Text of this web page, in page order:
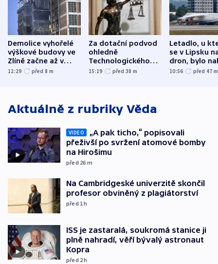
Demolice vyhořelé
výškové budovy ve
Zlíně začne až v
následujících dnech
12:29 před 8 m
Za dotační podvod
ohledně
Technologického
parku poslal soud
15:19 před 38 m
Letadlo, u
se v Lipsku
dron, bylo
municí, píší
10:56 před 47 m
Aktuálně z rubriky Věda
VIDEO
„A pak ticho,“ popisovali
přeživší po svržení atomové bomby
na Hirošimu
před 26 m
Na Cambridgeské univerzitě skončil
profesor obviněný z plagiátorství
před 1h
ISS je zastaralá, soukromá stanice ji
plně nahradí, věří bývalý astronaut
Kopra
před 2h